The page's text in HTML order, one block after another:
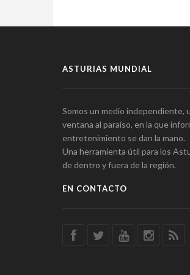
ASTURIAS MUNDIAL
Somos un medio independiente,
ventana al paraíso, en la que
entretenimiento se dan la mano.
Una herramienta útil para los
de dentro y fuera de la región.
EN CONTACTO